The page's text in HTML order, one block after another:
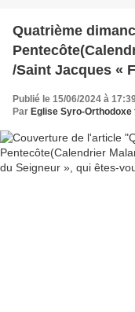
Quatrième
/Saint Jacques «
Publié le 15/06/2024 à
Par Eglise Syro-Orthodoxe